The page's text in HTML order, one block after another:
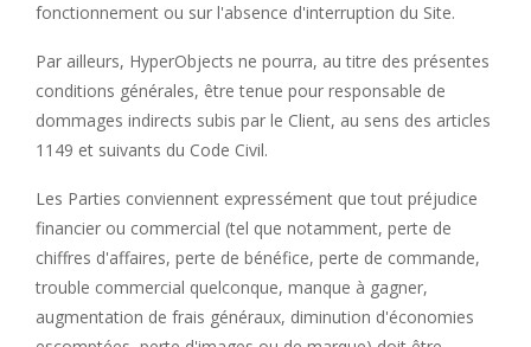
fonctionnement ou sur l'absence d'interruption du Site.
Par ailleurs, HyperObjects ne pourra, au titre des présentes
conditions générales, être tenue pour responsable de
dommages indirects subis par le Client, au sens des articles
1149 et suivants du Code Civil.
Les Parties conviennent expressément que tout préjudice
financier ou commercial (tel que notamment, perte de
chiffres d'affaires, perte de bénéfice, perte de commande,
trouble commercial quelconque, manque à gagner,
augmentation de frais généraux, diminution d'économies